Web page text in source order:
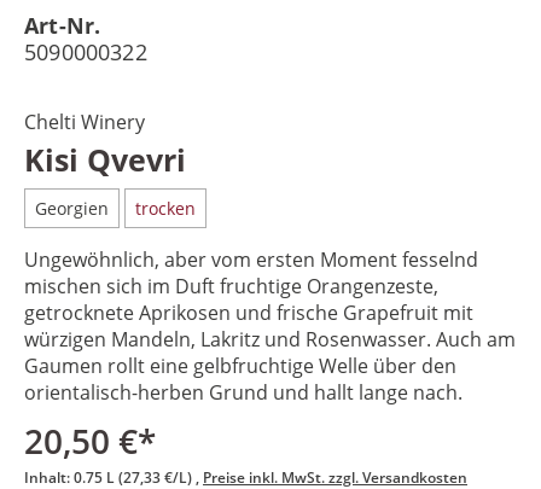
Art-Nr.
5090000322
Chelti Winery
Kisi Qvevri
Georgien trocken
Ungewöhnlich, aber vom ersten Moment fesselnd
mischen sich im Duft fruchtige Orangenzeste,
getrocknete Aprikosen und frische Grapefruit mit
würzigen Mandeln, Lakritz und Rosenwasser. Auch am
Gaumen rollt eine gelbfruchtige Welle über den
orientalisch-herben Grund und hallt lange nach.
20,50 €*
Inhalt:0.75 L(27,33 €/L) Preise inkl. MwSt. zzgl. Versandkosten